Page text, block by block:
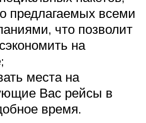
предлагаемых всеми
что позволит
на
места на
Вас рейсы в
время.